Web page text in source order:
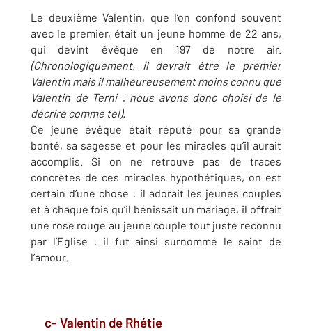
Le deuxième Valentin, que l’on confond souvent
avec le premier, était un jeune homme de 22 ans,
qui devint évêque en 197 de notre air.
(Chronologiquement, il devrait être le premier
Valentin mais il malheureusement moins connu que
Valentin de Terni : nous avons donc choisi de le
décrire comme tel).
Ce jeune évêque était réputé pour sa grande
bonté, sa sagesse et pour les miracles qu’il aurait
accomplis. Si on ne retrouve pas de traces
concrètes de ces miracles hypothétiques, on est
certain d’une chose : il adorait les jeunes couples
et à chaque fois qu’il bénissait un mariage, il offrait
une rose rouge au jeune couple tout juste reconnu
par l’Eglise : il fut ainsi surnommé le saint de
l’amour.
c- Valentin de Rhétie